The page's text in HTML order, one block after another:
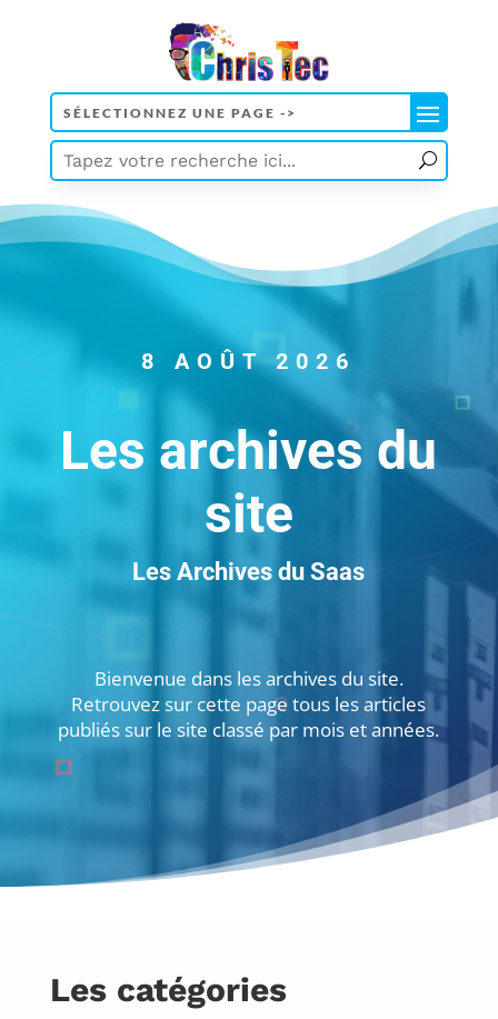
8 AOÛT 2026
Les archives du
site
Les Archives du Saas
Bienvenue dans les archives du site.
Retrouvez sur cette page tous les articles
publiés sur le site classé par mois et années.
Les catégories